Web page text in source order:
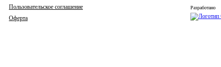
Пользовательское соглашение
Оферта
Разработано